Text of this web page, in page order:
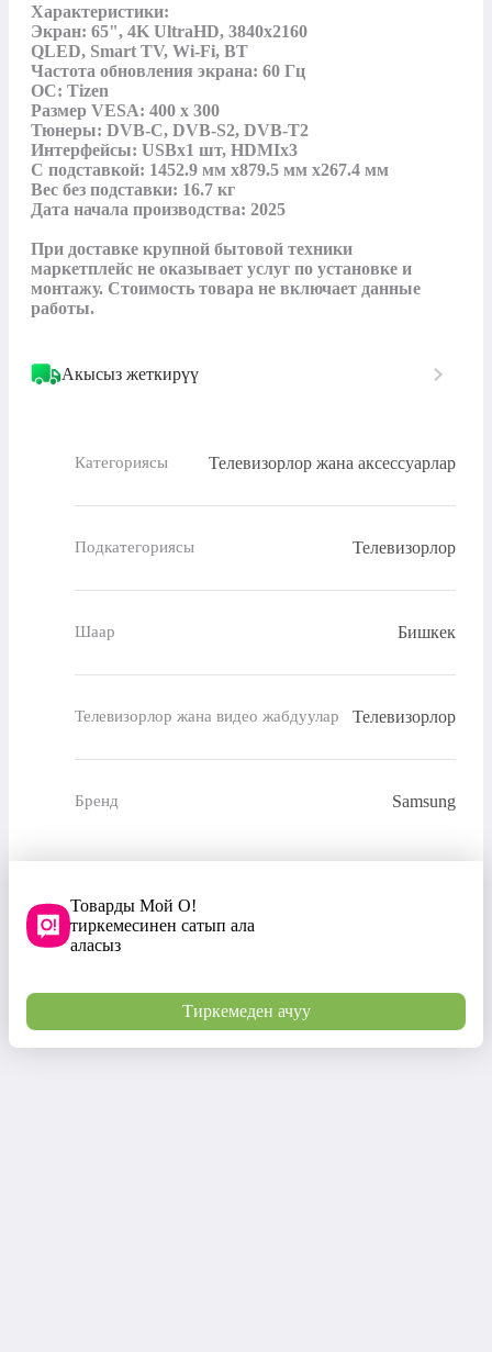
Характеристики:
Экран: 65", 4K UltraHD, 3840x2160
QLED, Smart TV, Wi-Fi, BT
Частота обновления экрана: 60 Гц
ОС: Tizen
Размер VESA: 400 x 300
Тюнеры: DVB-C, DVB-S2, DVB-T2
Интерфейсы: USBх1 шт, HDMIх3
С подставкой: 1452.9 мм х879.5 мм x267.4 мм
Вес без подставки: 16.7 кг
Дата начала производства: 2025
При доставке крупной бытовой техники
маркетплейс не оказывает услуг по установке и
монтажу. Стоимость товара не включает данные
работы.
Акысыз жеткирүү
Категориясы Телевизорлор жана аксессуарлар
Подкатегориясы Телевизорлор
Шаар Бишкек
Телевизорлор жана видео жабдуулар Телевизорлор
Бренд Samsung
Товарды Мой О!
тиркемесинен сатып ала
аласыз
Тиркемеден ачуу